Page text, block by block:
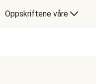
Oppskriftene våre